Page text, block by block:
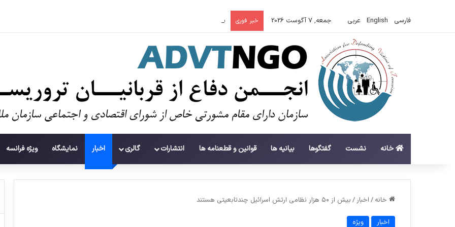
فارسی English عربي جمعه, 7 آگوست 2026 خبر فوری سوءاستفاده تروریست‌ها از زنان به عنوان سلاح
خانه نشست گفتگوها بیانیه ها قوانین و قطعنامه ها انتشارات گالری اخبار نمایشگاه ویژه فرانسه
خانه / اخبار/ بیش از ۵۰ هزار نظامی ارتش اسرائیل چندتابعیتی هستند
اخبار ویژه